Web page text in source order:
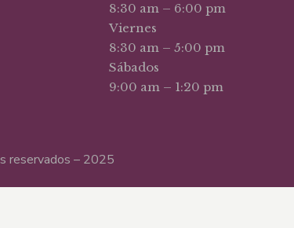
8:30 am – 6:00 pm
Viernes
8:30 am – 5:00 pm
Sábados
9:00 am – 1:20 pm
reservados – 2025